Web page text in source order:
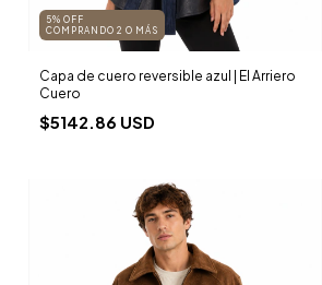
5% OFF
COMPRANDO 2 O MÁS
Capa de cuero reversible azul | El Arriero
Cuero
$5142.86 USD